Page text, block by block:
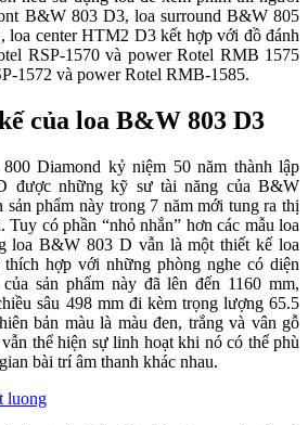
B&W 803 D3, loa surround B&W 805
center HTM2 D3 kết hợp với đồ đánh
RSP-1570 và power Rotel RMB 1575
1572 và power Rotel RMB-1585.
của loa B&W 803 D3
Diamond kỷ niệm 50 năm thành lập
được những kỹ sư tài năng của B&W
sản phẩm này trong 7 năm mới tung ra thị
Tuy có phần “nhỏ nhắn” hơn các mẫu loa
loa B&W 803 D vẫn là một thiết kế loa
hợp với những phòng nghe có diện
sản phẩm này đã lên đến 1160 mm,
sâu 498 mm đi kèm trọng lượng 65.5
bản màu là màu đen, trắng và vân gỗ
thể hiện sự linh hoạt khi nó có thể phù
bài trí âm thanh khác nhau.